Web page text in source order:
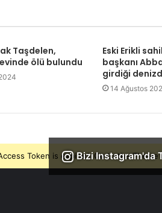
Taşdelen,
ölü bulundu
Eski Erikli
başkanı
girdiği
14 Ağustos
Bizi Instagram'da
Token is expired, Go to the